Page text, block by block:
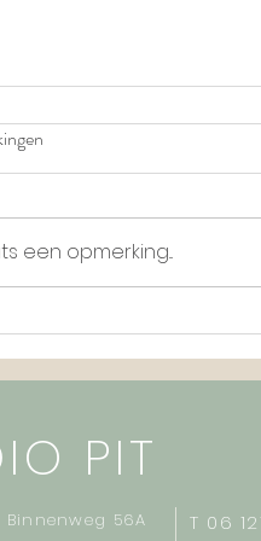
training
een opmerking...
PIT
Binnenweg 56A
T 06